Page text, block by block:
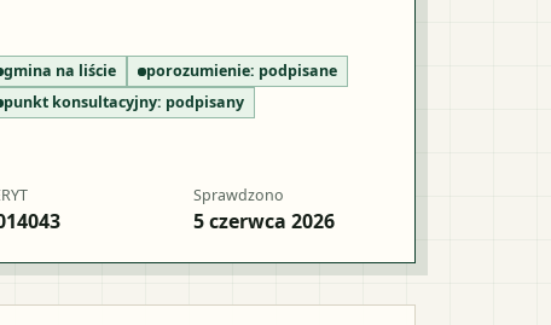
gmina na liście porozumienie: podpisane
punkt konsultacyjny: podpisany
Sprawdzono
5 czerwca 2026